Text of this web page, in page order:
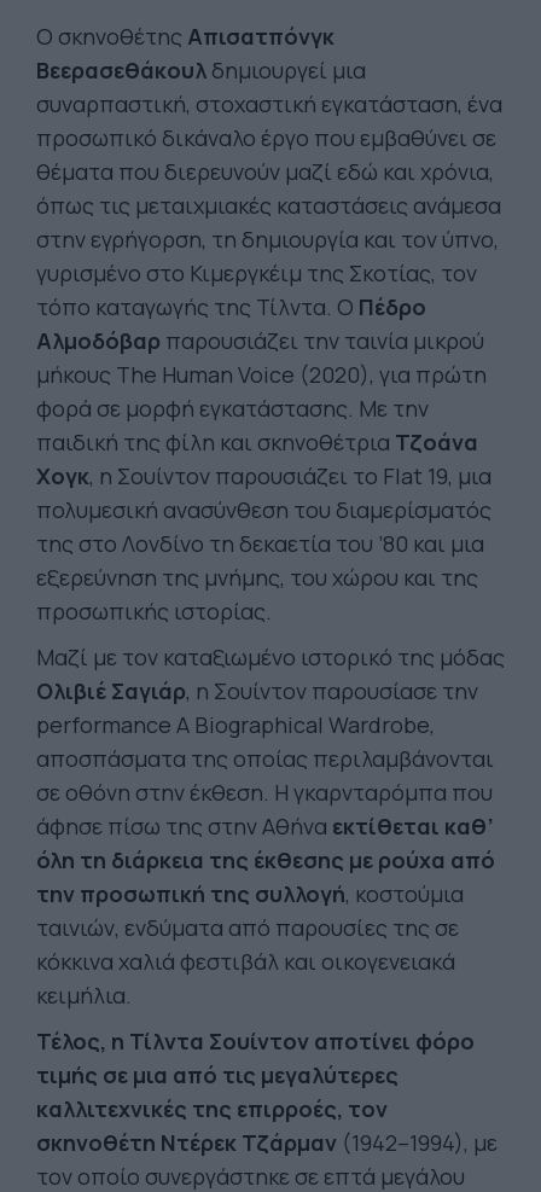
Ο σκηνοθέτης Απισατπόνγκ
Βεερασεθάκουλ δημιουργεί μια
συναρπαστική, στοχαστική εγκατάσταση, ένα
προσωπικό δικάναλο έργο που εμβαθύνει σε
θέματα που διερευνούν μαζί εδώ και χρόνια,
όπως τις μεταιχμιακές καταστάσεις ανάμεσα
στην εγρήγορση, τη δημιουργία και τον ύπνο,
γυρισμένο στο Κιμεργκέιμ της Σκοτίας, τον
τόπο καταγωγής της Τίλντα. Ο Πέδρο
Αλμοδόβαρ παρουσιάζει την ταινία μικρού
μήκους The Human Voice (2020), για πρώτη
φορά σε μορφή εγκατάστασης. Mε την
παιδική της φίλη και σκηνοθέτρια Τζοάνα
Χογκ, η Σουίντον παρουσιάζει το Flat 19, μια
πολυμεσική ανασύνθεση του διαμερίσματός
της στο Λονδίνο τη δεκαετία του ’80 και μια
εξερεύνηση της μνήμης, του χώρου και της
προσωπικής ιστορίας.
Mαζί με τον καταξιωμένο ιστορικό της μόδας
Ολιβιέ Σαγιάρ, η Σουίντον παρουσίασε την
performance A Biographical Wardrobe,
αποσπάσματα της οποίας περιλαμβάνονται
σε οθόνη στην έκθεση. Η γκαρνταρόμπα που
άφησε πίσω της στην Αθήνα εκτίθεται καθ’
όλη τη διάρκεια της έκθεσης με ρούχα από
την προσωπική της συλλογή, κοστούμια
ταινιών, ενδύματα από παρουσίες της σε
κόκκινα χαλιά φεστιβάλ και οικογενειακά
κειμήλια.
Τέλος, η Τίλντα Σουίντον αποτίνει φόρο
τιμής σε μια από τις μεγαλύτερες
καλλιτεχνικές της επιρροές, τον
σκηνοθέτη Ντέρεκ Τζάρμαν (1942–1994), με
τον οποίο συνεργάστηκε σε επτά μεγάλου